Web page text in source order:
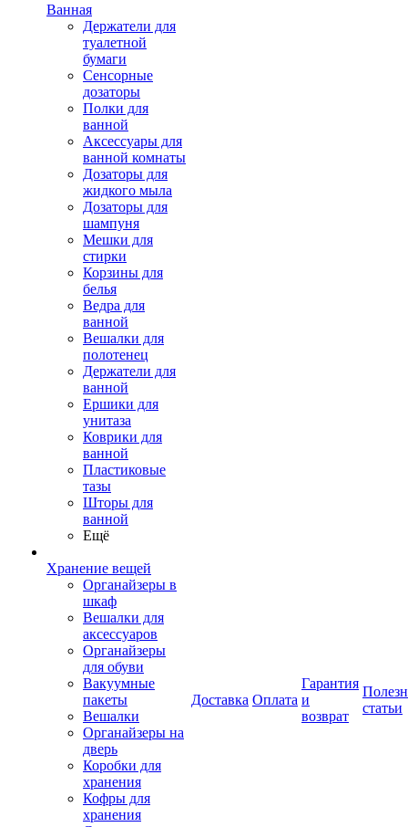
Ванная
Держатели для
туалетной
бумаги
Сенсорные
дозаторы
Полки для
ванной
Аксессуары для
ванной комнаты
Дозаторы для
жидкого мыла
Дозаторы для
шампуня
Мешки для
стирки
Корзины для
белья
Ведра для
ванной
Вешалки для
полотенец
Держатели для
ванной
Ершики для
унитаза
Коврики для
ванной
Пластиковые
тазы
Шторы для
ванной
Ещё
Хранение вещей
Органайзеры в
шкаф
Вешалки для
аксессуаров
Органайзеры
для обуви
Вакуумные
пакеты
Вешалки
Органайзеры на
дверь
Коробки для
хранения
Кофры для
хранения
Доставка Оплата
Гарантия
и
возврат
статьи